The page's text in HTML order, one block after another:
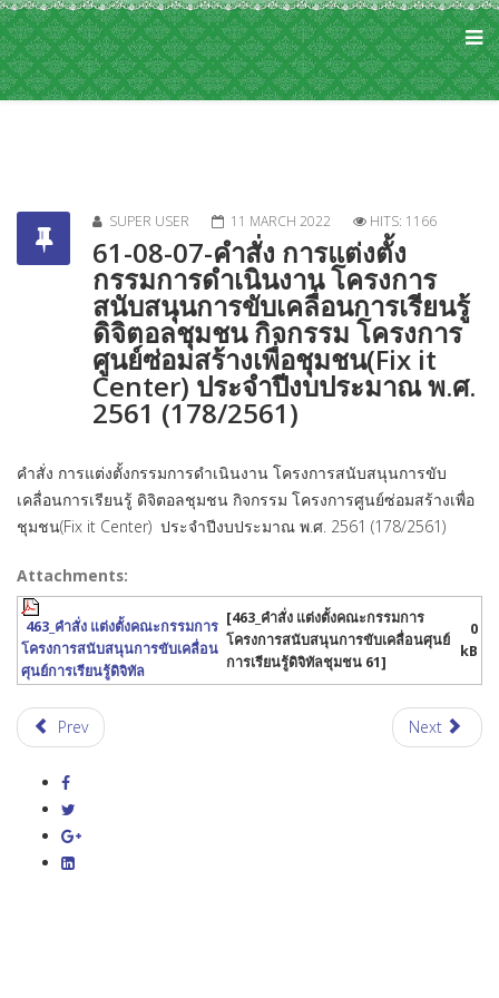
SUPER USER 11 MARCH 2022 HITS: 1166
61-08-07-คำสั่ง การแต่งตั้ง
กรรมการดำเนินงาน โครงการ
สนับสนุนการขับเคลื่อนการเรียนรู้
ดิจิตอลชุมชน กิจกรรม โครงการ
ศูนย์ซ่อมสร้างเพื่อชุมชน(Fix it
Center) ประจำปีงบประมาณ พ.ศ.
2561 (178/2561)
คำสั่ง การแต่งตั้งกรรมการดำเนินงาน โครงการสนับสนุนการขับ
เคลื่อนการเรียนรู้ ดิจิตอลชุมชน กิจกรรม โครงการศูนย์ซ่อมสร้างเพื่อ
ชุมชน(Fix it Center) ประจำปีงบประมาณ พ.ศ. 2561 (178/2561)
Attachments:
463_คำสั่ง แต่งตั้งคณะกรรมการ
โครงการสนับสนุนการขับเคลื่อน
ศุนย์การเรียนรู้ดิจิทัล
[463_คำสั่ง แต่งตั้งคณะกรรมการ
โครงการสนับสนุนการขับเคลื่อนศุนย์
การเรียนรู้ดิจิทัลชุมชน 61]
0
kB
Prev Next